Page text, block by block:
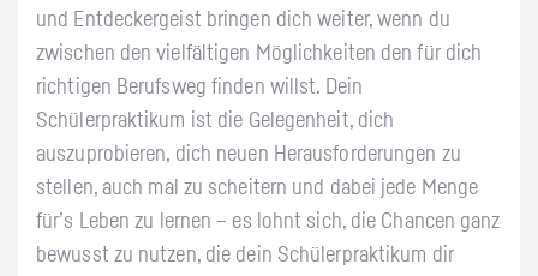
und Entdeckergeist bringen dich weiter, wenn du
zwischen den vielfältigen Möglichkeiten den für dich
richtigen Berufsweg finden willst. Dein
Schülerpraktikum ist die Gelegenheit, dich
auszuprobieren, dich neuen Herausforderungen zu
stellen, auch mal zu scheitern und dabei jede Menge
für’s Leben zu lernen – es lohnt sich, die Chancen ganz
bewusst zu nutzen, die dein Schülerpraktikum dir